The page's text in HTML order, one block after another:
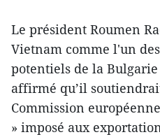
Le président Roumen
Vietnam comme l'un
potentiels de la
affirmé qu’il
Commission
» imposé aux